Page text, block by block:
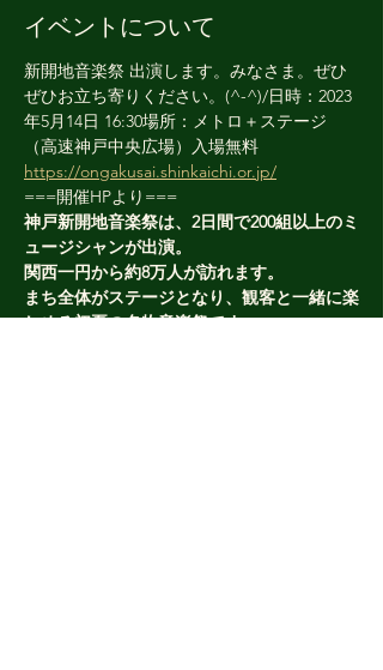
イベントについて
新開地音楽祭 出演します。みなさま。ぜひ
ぜひお立ち寄りください。(^-^)/日時：2023
年5月14日 16:30場所：メトロ＋ステージ
（高速神戸中央広場）入場無料
https://ongakusai.shinkaichi.or.jp/
===開催HPより===
神戸新開地音楽祭は、2日間で200組以上のミ
ュージシャンが出演。
関西一円から約8万人が訪れます。
まち全体がステージとなり、観客と一緒に楽
しめる初夏の名物音楽祭です。